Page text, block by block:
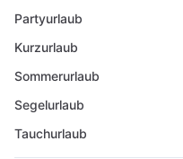
Partyurlaub
Kurzurlaub
Sommerurlaub
Segelurlaub
Tauchurlaub